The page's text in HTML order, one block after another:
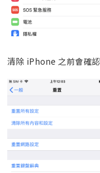
清除 iPhone 之前會確